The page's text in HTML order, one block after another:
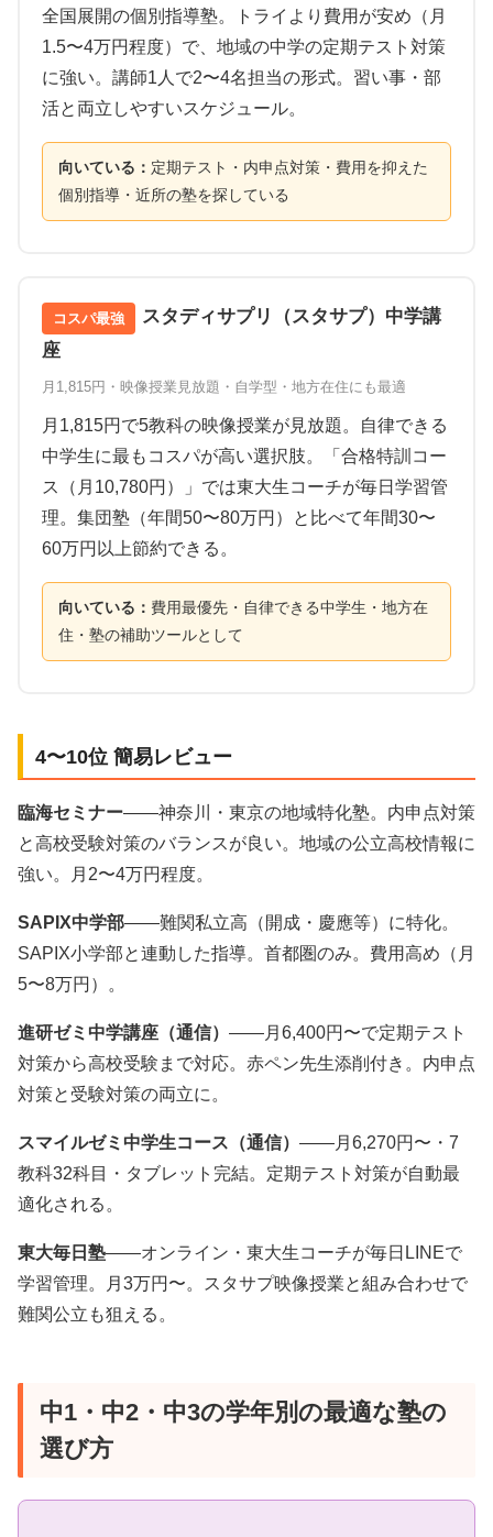
全国展開の個別指導塾。トライより費用が安め（月
1.5〜4万円程度）で、地域の中学の定期テスト対策
に強い。講師1人で2〜4名担当の形式。習い事・部
活と両立しやすいスケジュール。
向いている： 定期テスト・内申点対策・費用を抑えた
個別指導・近所の塾を探している
コスパ最強
スタディサプリ（スタサプ）中学講
座
月1,815円・映像授業見放題・自学型・地方在住にも最適
月1,815円で5教科の映像授業が見放題。自律できる
中学生に最もコスパが高い選択肢。「合格特訓コー
ス（月10,780円）」では東大生コーチが毎日学習管
理。集団塾（年間50〜80万円）と比べて年間30〜
60万円以上節約できる。
向いている： 費用最優先・自律できる中学生・地方在
住・塾の補助ツールとして
4〜10位 簡易レビュー
臨海セミナー——神奈川・東京の地域特化塾。内申点対策
と高校受験対策のバランスが良い。地域の公立高校情報に
強い。月2〜4万円程度。
SAPIX中学部——難関私立高（開成・慶應等）に特化。
SAPIX小学部と連動した指導。首都圏のみ。費用高め（月
5〜8万円）。
進研ゼミ中学講座（通信） ——月6,400円〜で定期テスト
対策から高校受験まで対応。赤ペン先生添削付き。内申点
対策と受験対策の両立に。
スマイルゼミ中学生コース（通信） ——月6,270円〜・7
教科32科目・タブレット完結。定期テスト対策が自動最
適化される。
東大毎日塾——オンライン・東大生コーチが毎日LINEで
学習管理。月3万円〜。スタサプ映像授業と組み合わせで
難関公立も狙える。
中1・中2・中3の学年別の最適な塾の
選び方